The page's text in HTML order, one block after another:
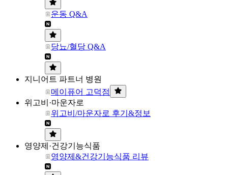
운동 Q&A
당뇨/혈당 Q&A
지니어트 파트너 병원
메이퓨어 고덕점
위고비·마운자로
위고비/마운자로 후기&정보
영양제·건강기능식품
영양제&건강기능식품 리뷰